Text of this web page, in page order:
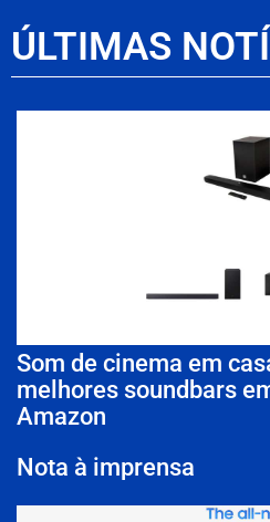
ÚLTIMAS
Som de cinema em
melhores soundbars
Amazon
Nota à imprensa